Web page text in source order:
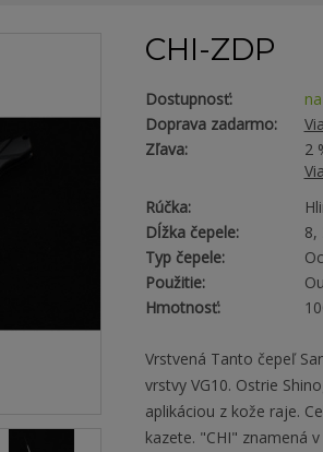
CHI-ZDP
Dostupnosť:
Doprava zadarmo:
Zľava:
2
Rúčka:
Dĺžka čepele:
8,
Typ čepele:
Použitie:
Hmotnosť:
Vrstvená Tanto čepeľ
vrstvy VG10. Ostrie
aplikáciou z kože raje.
kazete. "CHI" znamená